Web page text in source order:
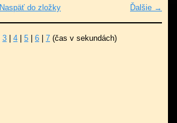
Ďalšie →
Naspäť do zložky
3 4 5 6 7 (čas v sekundách)